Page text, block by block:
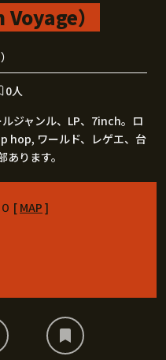
）
0人
ジャンル、LP、7inch。ロ
hop, ワールド、レゲエ、台
ります。
[ MAP ]